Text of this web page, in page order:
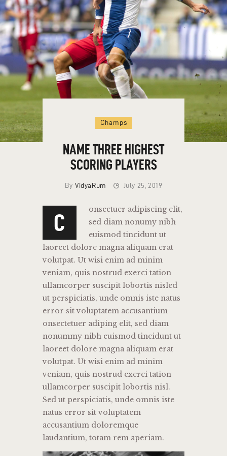
HOME
CONTACT
Champs
NAME THREE HIGHEST
SCORING PLAYERS
By VidyaRum July 25, 2019
C
onsectuer adipiscing elit,
sed diam nonumy nibh
euismod tincidunt ut
laoreet dolore magna aliquam erat
volutpat. Ut wisi enim ad minim
veniam, quis nostrud exerci tation
ullamcorper suscipit lobortis nisled
ut perspiciatis, unde omnis iste natus
error sit voluptatem accusantium
onsectetuer adiping elit, sed diam
nonummy nibh euismod tincidunt ut
laoreet dolore magna aliquam erat
volutpat. Ut wisi enim ad minim
veniam, quis nostrud exerci tation
ullamcorper suscipit lobortis nisl.
Sed ut perspiciatis, unde omnis iste
natus error sit voluptatem
accusantium doloremque
laudantium, totam rem aperiam.